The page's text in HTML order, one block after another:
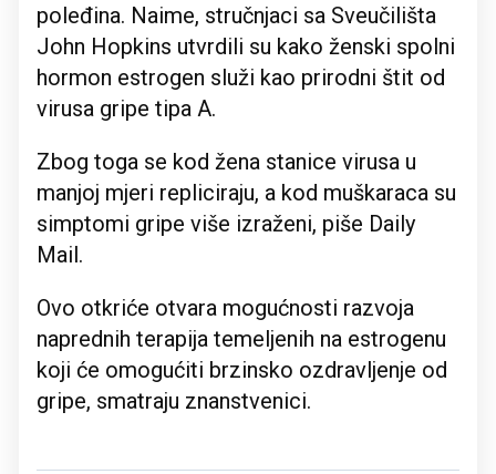
poleđina. Naime, stručnjaci sa Sveučilišta
John Hopkins utvrdili su kako ženski spolni
hormon estrogen služi kao prirodni štit od
virusa gripe tipa A.
Zbog toga se kod žena stanice virusa u
manjoj mjeri repliciraju, a kod muškaraca su
simptomi gripe više izraženi, piše Daily
Mail.
Ovo otkriće otvara mogućnosti razvoja
naprednih terapija temeljenih na estrogenu
koji će omogućiti brzinsko ozdravljenje od
gripe, smatraju znanstvenici.